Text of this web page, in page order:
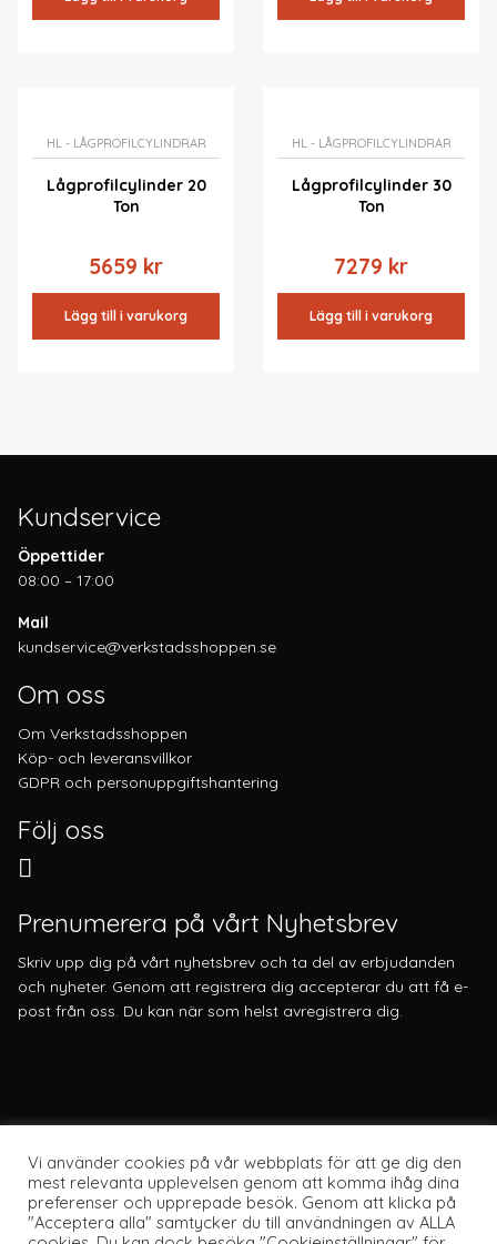
HL - LÅGPROFILCYLINDRAR
Lågprofilcylinder 20
Ton
5659 kr
Lägg till i varukorg
HL - LÅGPROFILCYLINDRAR
Lågprofilcylinder 30
Ton
7279 kr
Lägg till i varukorg
Kundservice
Öppettider
08:00 – 17:00
Mail
kundservice@verkstadsshoppen.se
Om oss
Om Verkstadsshoppen
Köp- och leveransvillkor
GDPR och personuppgiftshantering
Följ oss
Prenumerera på vårt Nyhetsbrev
Skriv upp dig på vårt nyhetsbrev och ta del av erbjudanden
och nyheter. Genom att registrera dig accepterar du att få e-
post från oss. Du kan när som helst avregistrera dig.
Vi använder cookies på vår webbplats för att ge dig den
mest relevanta upplevelsen genom att komma ihåg dina
preferenser och upprepade besök. Genom att klicka på
"Acceptera alla" samtycker du till användningen av ALLA